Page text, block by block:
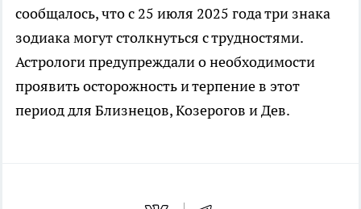
сообщалось, что с 25 июля 2025 года три знака
зодиака могут столкнуться с трудностями.
Астрологи предупреждали о необходимости
проявить осторожность и терпение в этот
период для Близнецов, Козерогов и Дев.